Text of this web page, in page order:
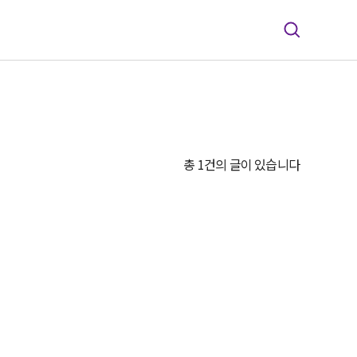
총 1건의 글이 있습니다